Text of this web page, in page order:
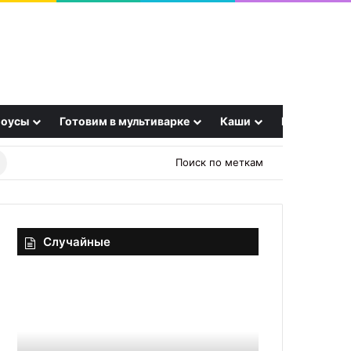
Готовим в мультиварке Каши Еще
Поиск по меткам
Случайные